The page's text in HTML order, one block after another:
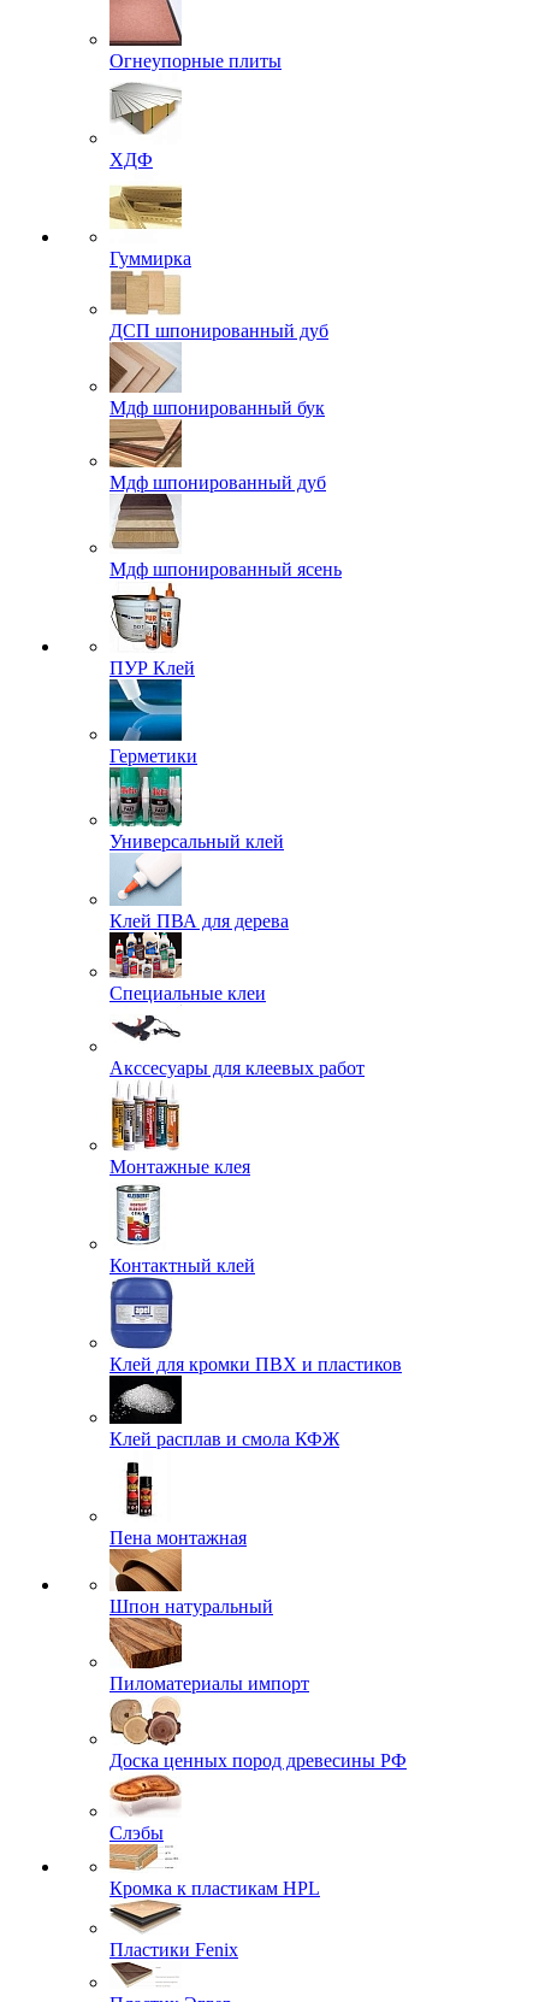
Огнеупорные плиты
ХДФ
Гуммирка
ДСП шпонированный дуб
Мдф шпонированный бук
Мдф шпонированный дуб
Мдф шпонированный ясень
ПУР Клей
Герметики
Универсальный клей
Клей ПВА для дерева
Специальные клеи
Акссесуары для клеевых работ
Монтажные клея
Контактный клей
Клей для кромки ПВХ и пластиков
Клей расплав и смола КФЖ
Пена монтажная
Шпон натуральный
Пиломатериалы импорт
Доска ценных пород древесины РФ
Слэбы
Кромка к пластикам HPL
Пластики Fenix